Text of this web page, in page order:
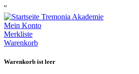
''
Mein Konto
Merkliste
Warenkorb
Warenkorb ist leer